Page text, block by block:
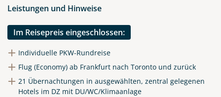
Leistungen und Hinweise
Im Reisepreis eingeschlossen:
Individuelle PKW-Rundreise
Flug (Economy) ab Frankfurt nach Toronto und zurück
21 Übernachtungen in ausgewählten, zentral gelegenen
Hotels im DZ mit DU/WC/Klimaanlage